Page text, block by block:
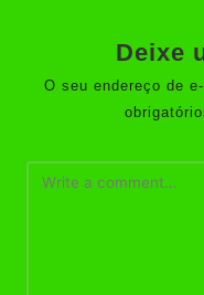
Deixe
O seu endereço de